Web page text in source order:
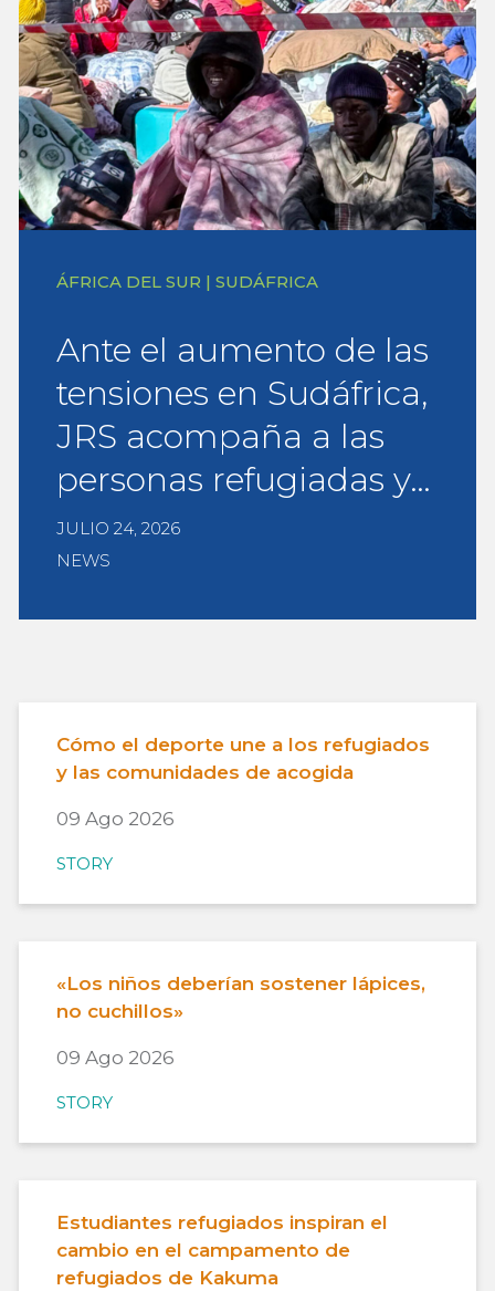
ÁFRICA DEL SUR | SUDÁFRICA
Ante el aumento de las
tensiones en Sudáfrica,
JRS acompaña a las
personas refugiadas y…
JULIO 24, 2026
NEWS
Cómo el deporte une a los refugiados
y las comunidades de acogida
09 Ago 2026
STORY
«Los niños deberían sostener lápices,
no cuchillos»
09 Ago 2026
STORY
Estudiantes refugiados inspiran el
cambio en el campamento de
refugiados de Kakuma